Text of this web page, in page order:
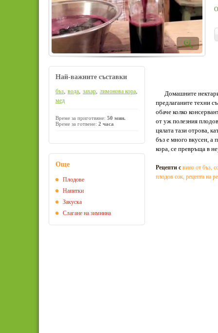
Домашните нектари
предлаганите техни
обаче колко
от уж полезния
цялата тази отрова,
бъз е много вкусен, а
кора, се превръща в
Рецепти с вино от бъз,
плодов сок, рецепта на
Най-важните съставки
бъз, вода, захар, лимонова кора,
мед
Време за приготвяне: 50 мин.
Време за готвене: 2 часа
Още
Плодове
Напитки
Закуска
Слагане на зимнина